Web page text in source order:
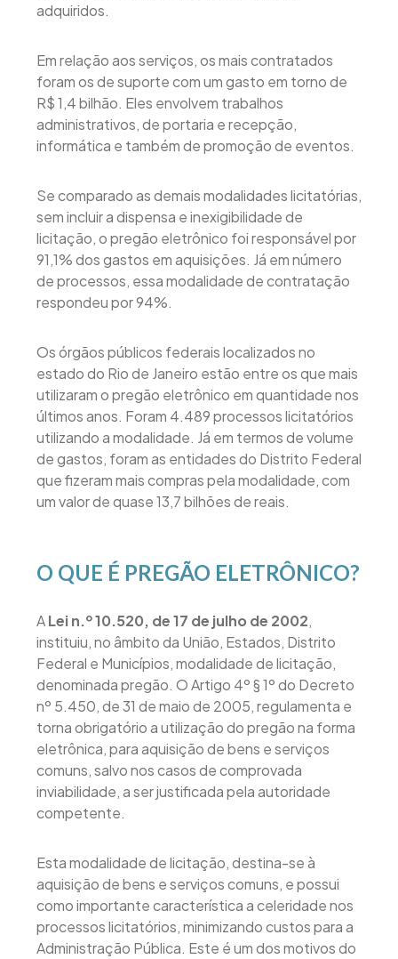
adquiridos.
Em relação aos serviços, os mais contratados
foram os de suporte com um gasto em torno de
R$ 1,4 bilhão. Eles envolvem trabalhos
administrativos, de portaria e recepção,
informática e também de promoção de eventos.
Se comparado as demais modalidades licitatórias,
sem incluir a dispensa e inexigibilidade de
licitação, o pregão eletrônico foi responsável por
91,1% dos gastos em aquisições. Já em número
de processos, essa modalidade de contratação
respondeu por 94%.
Os órgãos públicos federais localizados no
estado do Rio de Janeiro estão entre os que mais
utilizaram o pregão eletrônico em quantidade nos
últimos anos. Foram 4.489 processos licitatórios
utilizando a modalidade. Já em termos de volume
de gastos, foram as entidades do Distrito Federal
que fizeram mais compras pela modalidade, com
um valor de quase 13,7 bilhões de reais.
O QUE É PREGÃO ELETRÔNICO?
ALei n.º 10.520, de 17 de julho de 2002,
instituiu, no âmbito da União, Estados, Distrito
Federal e Municípios, modalidade de licitação,
denominada pregão. O Artigo 4º § 1º do Decreto
nº 5.450, de 31 de maio de 2005, regulamenta e
torna obrigatório a utilização do pregão na forma
eletrônica, para aquisição de bens e serviços
comuns, salvo nos casos de comprovada
inviabilidade, a ser justificada pela autoridade
competente.
Esta modalidade de licitação, destina-se à
aquisição de bens e serviços comuns, e possui
como importante característica a celeridade nos
processos licitatórios, minimizando custos para a
Administração Pública. Este é um dos motivos do